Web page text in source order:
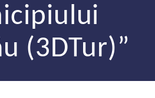
(3DTur)”